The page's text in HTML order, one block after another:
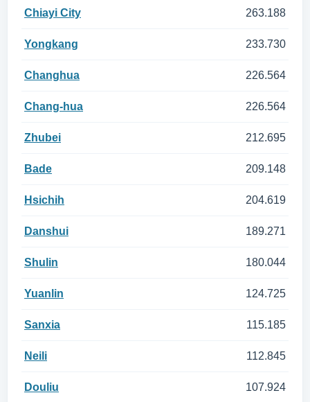
Chiayi City 263.188
Yongkang 233.730
Changhua 226.564
Chang-hua 226.564
Zhubei 212.695
Bade 209.148
Hsichih 204.619
Danshui 189.271
Shulin 180.044
Yuanlin 124.725
Sanxia 115.185
Neili 112.845
Douliu 107.924